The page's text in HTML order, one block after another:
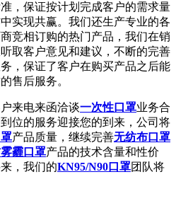
，保证按计划完成客户的需求量
实现共赢。我们还生产专业的各
商竞相订购的热门产品，我们在销
取客户意见和建议，不断的完善
，保证了客户在购买产品之后能
售后服务。
来电来函洽谈一次性口罩业务合
位的服务迎接您的到来，公司将
产品质量，继续完善无纺布口罩
霾口罩产品的技术含量和性价
，我们的KN95/N90口罩团队将